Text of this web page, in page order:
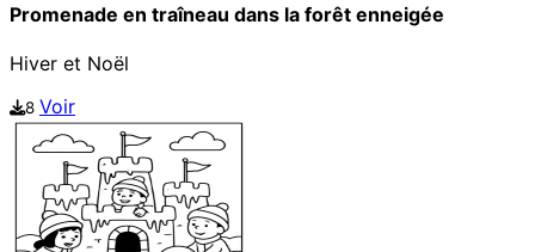
Promenade en traîneau dans la forêt enneigée
Hiver et Noël
8 Voir